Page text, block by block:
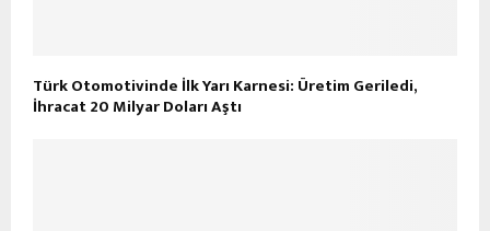
Türk Otomotivinde İlk Yarı Karnesi: Üretim Geriledi,
İhracat 20 Milyar Doları Aştı